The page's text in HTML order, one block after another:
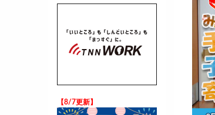
【8/7更新】